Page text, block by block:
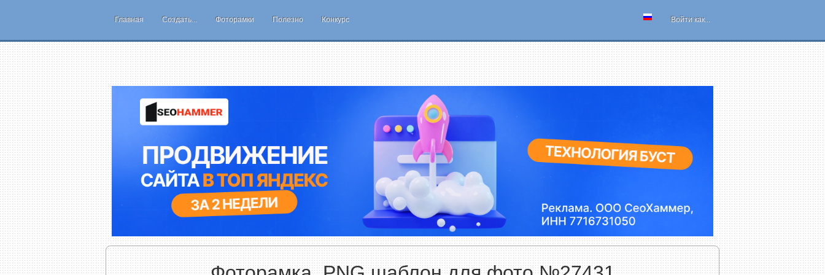
Главная Создать... Фоторамки Полезно Конкурс Войти как...